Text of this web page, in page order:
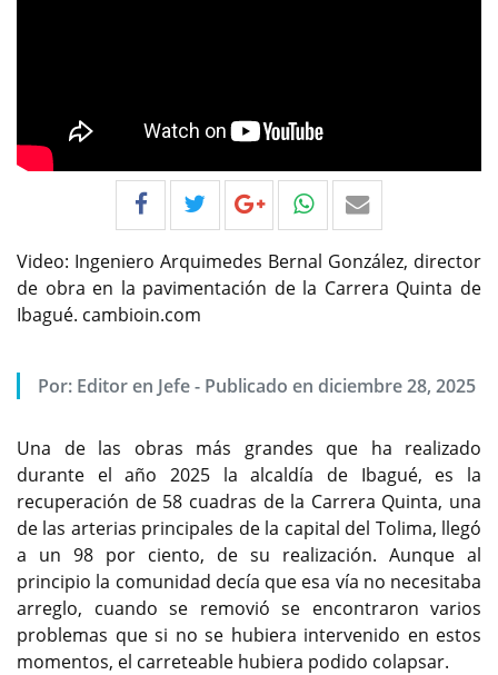
Video: Ingeniero Arquimedes Bernal González, director
de obra en la pavimentación de la Carrera Quinta de
Ibagué. cambioin.com
Por: Editor en Jefe- Publicado en diciembre 28, 2025
Una de las obras más grandes que ha realizado
durante el año 2025 la alcaldía de Ibagué, es la
recuperación de 58 cuadras de la Carrera Quinta, una
de las arterias principales de la capital del Tolima, llegó
a un 98 por ciento, de su realización. Aunque al
principio la comunidad decía que esa vía no necesitaba
arreglo, cuando se removió se encontraron varios
problemas que si no se hubiera intervenido en estos
momentos, el carreteable hubiera podido colapsar.